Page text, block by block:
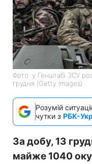
Фото: у Генштабі ЗСУ
грудня (Getty Images)
Розумій
чутки з РБК-
За добу, 13
майже 1040